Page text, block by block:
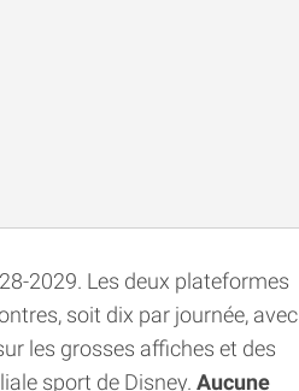
2029. Les deux plateformes
soit dix par journée, avec
les grosses affiches et des
sport de Disney. Aucune